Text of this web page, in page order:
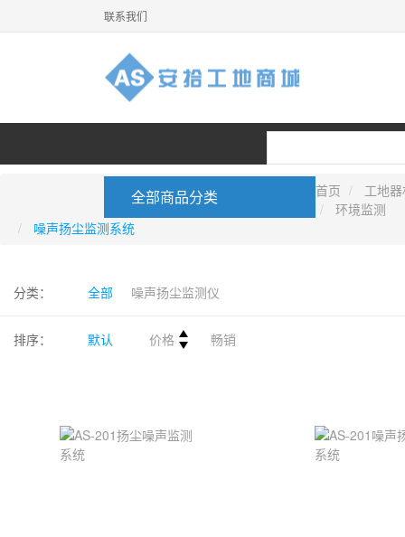
联系我们
全部商品分类 首页
工地
环境监测
噪声扬尘监测系统
分类： 全部 噪声扬尘监测仪
排序： 默认 价格 畅销